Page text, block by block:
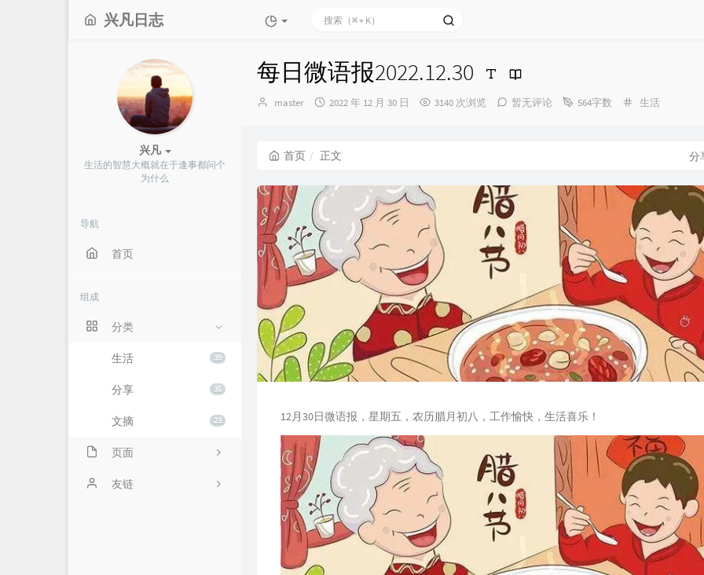
兴凡日志
兴凡
生活的智慧大概就在于逢事都问个
为什么
导航
首页
组成
分类
39
生活
35
分享
23
文摘
页面
关于友链
每日微语报2022.12.30
博
master
发
2022 年 12 月 30 日 3140 次浏览 暂无评论 564字数
分
生活
首页 正文 分
12月30日微语报，星期五，农历腊月初八，工作愉快，生活喜乐！